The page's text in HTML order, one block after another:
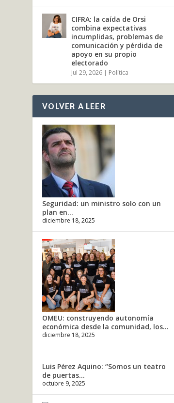
CIFRA: la caída de Orsi
combina expectativas
incumplidas, problemas de
comunicación y pérdida de
apoyo en su propio
electorado
Jul 29, 2026 | Política
VOLVER A LEER
Seguridad: un ministro solo con un
plan en...
diciembre 18, 2025
OMEU: construyendo autonomía
económica desde la comunidad, los...
diciembre 18, 2025
Luis Pérez Aquino: “Somos un teatro
de puertas...
octubre 9, 2025